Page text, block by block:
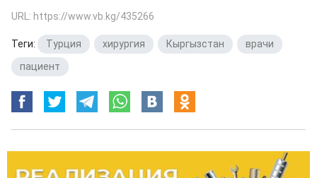
URL: https://www.vb.kg/435266
Теги: Турция хирургия Кыргызстан врачи
пациент